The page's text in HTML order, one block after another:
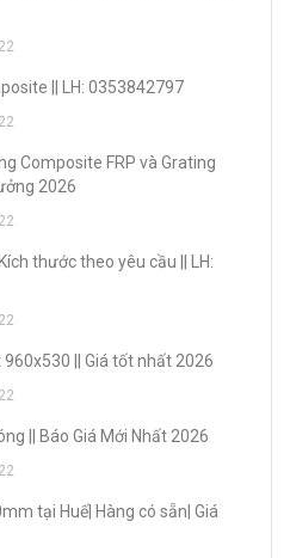
|| LH: 0353842797
Composite FRP và Grating
2026
thước theo yêu cầu || LH:
|| Giá tốt nhất 2026
|| Báo Giá Mới Nhất 2026
tại Huế| Hàng có sẵn| Giá